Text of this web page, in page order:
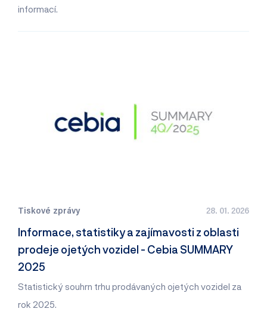
informací.
Tiskové zprávy 28. 01. 2026
Informace, statistiky a zajímavosti z oblasti
prodeje ojetých vozidel - Cebia SUMMARY
2025
Statistický souhrn trhu prodávaných ojetých vozidel za
rok 2025.